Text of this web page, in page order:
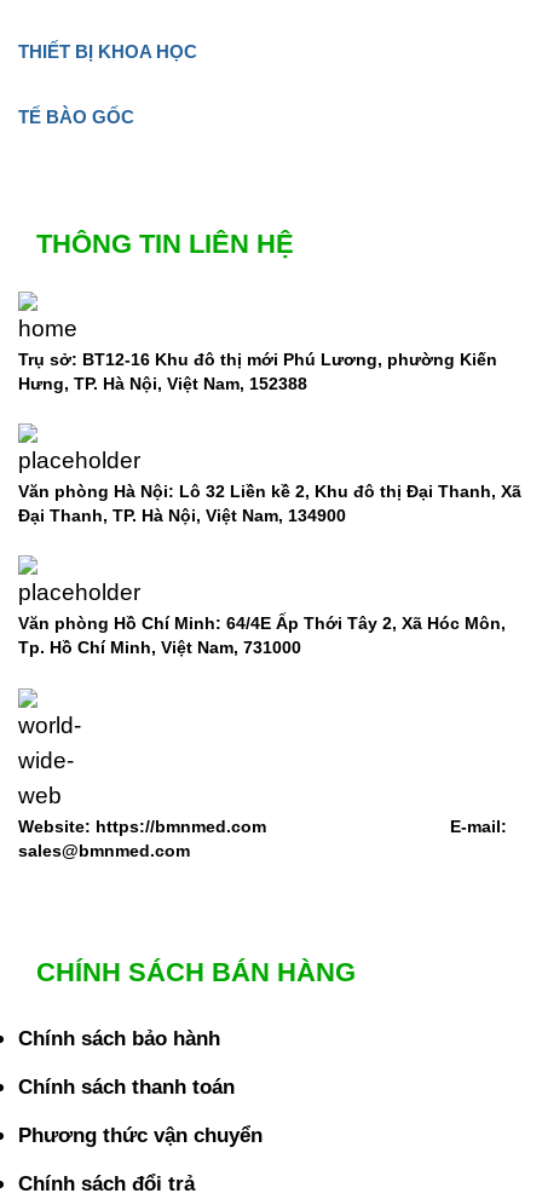
THIẾT BỊ KHOA HỌC
TẾ BÀO GỐC
THÔNG TIN LIÊN HỆ
Trụ sở: BT12-16 Khu đô thị mới Phú Lương, phường Kiến
Hưng, TP. Hà Nội, Việt Nam, 152388
Văn phòng Hà Nội: Lô 32 Liền kề 2, Khu đô thị Đại Thanh, Xã
Đại Thanh, TP. Hà Nội, Việt Nam, 134900
Văn phòng Hồ Chí Minh: 64/4E Ấp Thới Tây 2, Xã Hóc Môn,
Tp. Hồ Chí Minh, Việt Nam, 731000
Website: https://bmnmed.com E-mail:
sales@bmnmed.com
CHÍNH SÁCH BÁN HÀNG
Chính sách bảo hành
Chính sách thanh toán
Phương thức vận chuyển
Chính sách đổi trả